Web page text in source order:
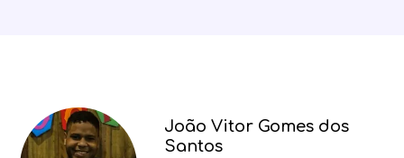
esse encaminhamento e também
combinar aterapiacom outras
estratégias, sempre sob avaliação de
João Vitor Gomes dos
Santos